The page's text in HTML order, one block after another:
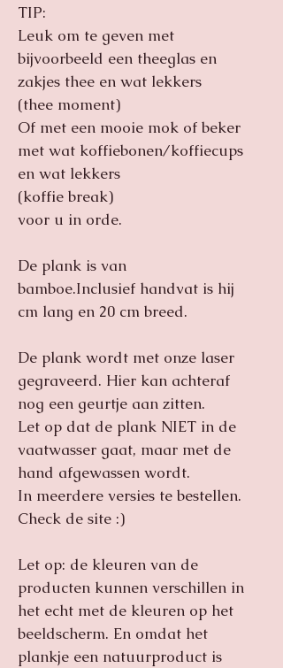
TIP:
Leuk om te geven met
bijvoorbeeld een theeglas en
zakjes thee en wat lekkers
(thee moment)
Of met een mooie mok of beker
met wat koffiebonen/koffiecups
en wat lekkers
(koffie break)
voor u in orde.
De plank is van
bamboe.Inclusief handvat is hij
cm lang en 20 cm breed.
De plank wordt met onze laser
gegraveerd. Hier kan achteraf
nog een geurtje aan zitten.
Let op dat de plank NIET in de
vaatwasser gaat, maar met de
hand afgewassen wordt.
In meerdere versies te bestellen.
Check de site :)
Let op: de kleuren van de
producten kunnen verschillen in
het echt met de kleuren op het
beeldscherm. En omdat het
plankje een natuurproduct is